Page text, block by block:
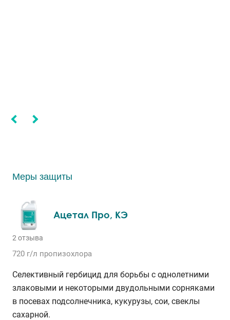
Меры защиты
Ацетал Про, КЭ
2 отзыва
720 г/л пропизохлора
Селективный гербицид для борьбы с однолетними
злаковыми и некоторыми двудольными сорняками
в посевах подсолнечника, кукурузы, сои, свеклы
сахарной.